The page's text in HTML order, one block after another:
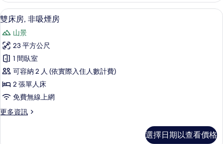
的
所
有
相
片
吸
煙
(Japanese
Western
Style)
的
詳
情
顯
示
雙
床
房,
非
吸
房
雙床房, 非吸煙房 | 客房內保險箱、免
4
雙床房, 非吸煙房
山景
23 平方公尺
1 間臥室
可容納 2 人 (依實際入住人數計費)
2 張單人床
免費無線上網
更多資訊
更
選擇日期以查看價格